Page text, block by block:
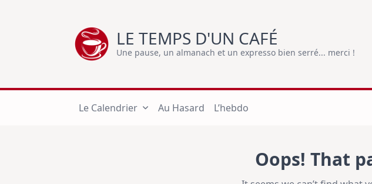
LE TEMPS D'UN CAFÉ
Une pause, un almanach et un expresso bien serré... merci !
Le Calendrier Au Hasard L’hebdo
Oops! That